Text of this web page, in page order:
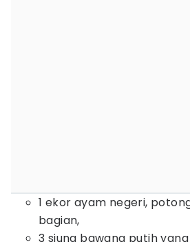
1 ekor ayam negeri,
bagian,
3 siung bawang putih